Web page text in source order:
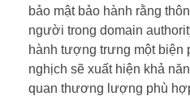
bảo mật bảo hành rằng
người trong domain
hành tượng trưng một biện
nghịch sẽ xuất hiện khả
quan thương lượng phù